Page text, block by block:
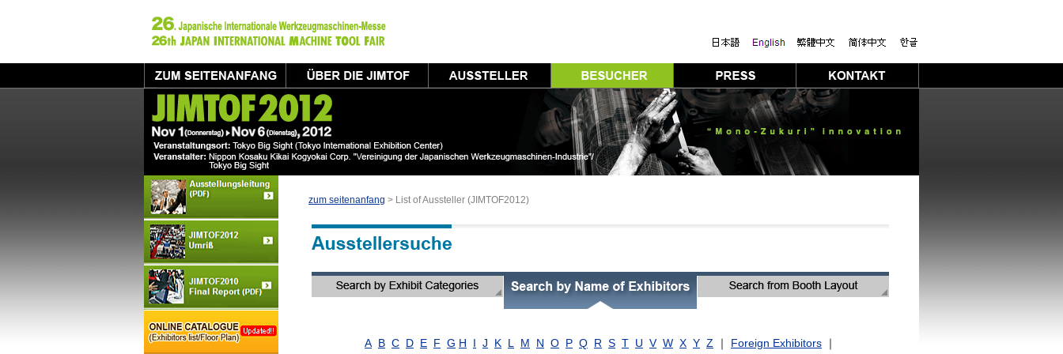
zum seitenanfang > List of Aussteller (JIMTOF2012)
A B C D E F G H I J K L M N O P Q R S T U V W X Y Z ｜ Foreign Exhibitors ｜